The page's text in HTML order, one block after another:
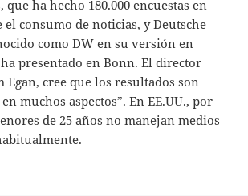
que ha hecho 180.000 encuestas en
el consumo de noticias, y Deutsche
como DW en su versión en
presentado en Bonn. El director
Egan, cree que los resultados son
muchos aspectos”. En EE.UU., por
de 25 años no manejan medios